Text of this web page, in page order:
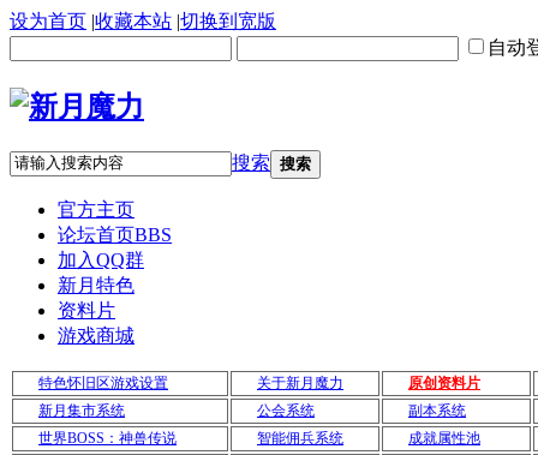
设为首页 |收藏本站 |切换到宽版
自动
搜索 搜索
官方主页
论坛首页BBS
加入QQ群
新月特色
资料片
游戏商城
特色怀旧区游戏设置 关于新月魔力
原创资料片
新月集市系统
公会系统
副本系统
世界BOSS：神兽传说
智能佣兵系统
成就属性池